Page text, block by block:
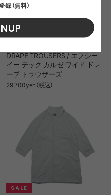
DRAPE TROUSERS / エフシー
イー テック カルゼ ワイド ドレ
ープ トラウザーズ
29,700yen（税込）
（無料）